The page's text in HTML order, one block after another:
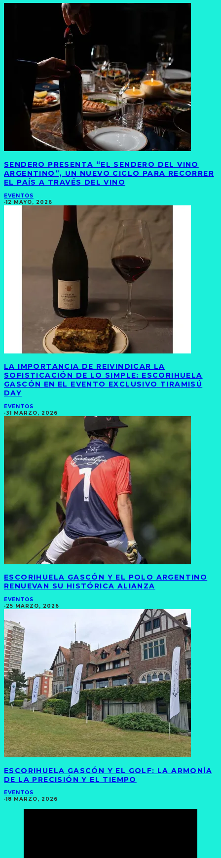
SENDERO PRESENTA “EL SENDERO DEL VINO
ARGENTINO”, UN NUEVO CICLO PARA RECORRER
EL PAÍS A TRAVÉS DEL VINO
EVENTOS
·12 MAYO, 2026
LA IMPORTANCIA DE REIVINDICAR LA
SOFISTICACIÓN DE LO SIMPLE: ESCORIHUELA
GASCÓN EN EL EVENTO EXCLUSIVO TIRAMISÚ
DAY
EVENTOS
·31 MARZO, 2026
ESCORIHUELA GASCÓN Y EL POLO ARGENTINO
RENUEVAN SU HISTÓRICA ALIANZA
EVENTOS
·25 MARZO, 2026
ESCORIHUELA GASCÓN Y EL GOLF: LA ARMONÍA
DE LA PRECISIÓN Y EL TIEMPO
EVENTOS
·18 MARZO, 2026